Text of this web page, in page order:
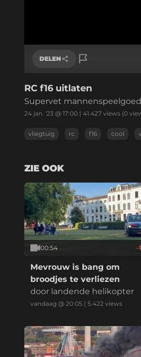
DELEN
Link kopiëren
RC f16 uitlaten
Supervet mannenspeelgoed
24 jan. '23 @ 17:00 | 41.427 views (0
vliegtuig rc f16 cool
ZIE OOK
00:54 -
Mevrouw is bang om
broodjes te verliezen
door landende helikopter
vandaag @ 20:05 | 5.422 views